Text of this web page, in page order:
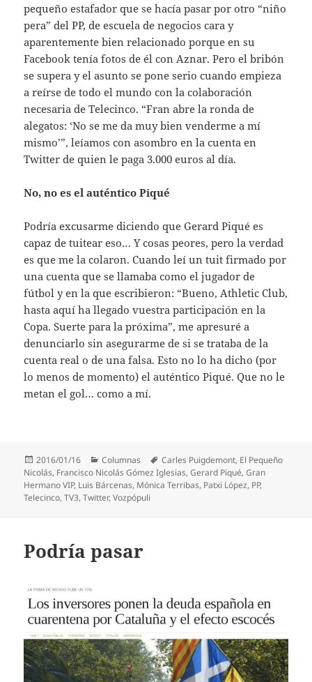
pequeño estafador que se hacía pasar por otro “niño
pera” del PP, de escuela de negocios cara y
aparentemente bien relacionado porque en su
Facebook tenía fotos de él con Aznar. Pero el bribón
se supera y el asunto se pone serio cuando empieza
a reírse de todo el mundo con la colaboración
necesaria de Telecinco. “Fran abre la ronda de
alegatos: ‘No se me da muy bien venderme a mí
mismo’”, leíamos con asombro en la cuenta en
Twitter de quien le paga 3.000 euros al día.
No, no es el auténtico Piqué
Podría excusarme diciendo que Gerard Piqué es
capaz de tuitear eso… Y cosas peores, pero la verdad
es que me la colaron. Cuando leí un tuit firmado por
una cuenta que se llamaba como el jugador de
fútbol y en la que escribieron: “Bueno, Athletic Club,
hasta aquí ha llegado vuestra participación en la
Copa. Suerte para la próxima”, me apresuré a
denunciarlo sin asegurarme de si se trataba de la
cuenta real o de una falsa. Esto no lo ha dicho (por
lo menos de momento) el auténtico Piqué. Que no le
metan el gol… como a mí.
Publicado
el
2016/01/16 Categorías
Columnas Etiquetas
Carles Puigdemont, El Pequeño
Nicolás, Francisco Nicolás Gómez Iglesias,Gerard Piqué,Gran
Hermano VIP, Luis Bárcenas, Mónica Terribas, Patxi López, PP,
Telecinco,TV3,Twitter,Vozpópuli
Podría pasar